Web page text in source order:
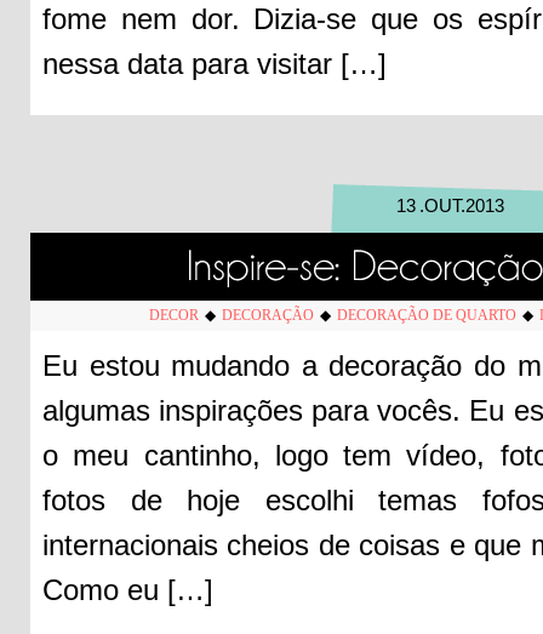
fome nem dor. Dizia-se que os
nessa data para visitar […]
13 .OUT.2013
DECOR ◆ DECORAÇÃO ◆ DECORAÇÃO DE QUARTO ◆
Eu estou mudando a decoração do
algumas inspirações para vocês. Eu
o meu cantinho, logo tem vídeo,
fotos de hoje escolhi temas
internacionais cheios de coisas e que
Como eu […]